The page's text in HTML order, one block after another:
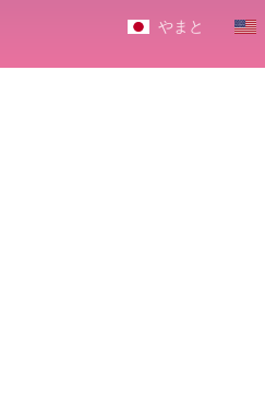
やまと